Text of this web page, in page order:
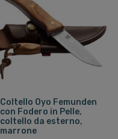
Coltello Oyo Femunden
con Fodero in Pelle,
coltello da esterno,
marrone